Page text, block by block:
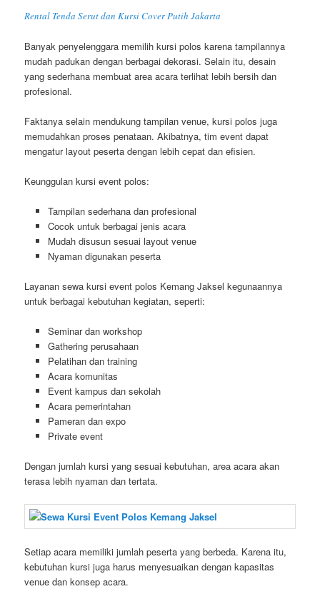
Rental Tenda Serut dan Kursi Cover Putih Jakarta
Banyak penyelenggara memilih kursi polos karena tampilannya
mudah padukan dengan berbagai dekorasi. Selain itu, desain
yang sederhana membuat area acara terlihat lebih bersih dan
profesional.
Faktanya selain mendukung tampilan venue, kursi polos juga
memudahkan proses penataan. Akibatnya, tim event dapat
mengatur layout peserta dengan lebih cepat dan efisien.
Keunggulan kursi event polos:
Tampilan sederhana dan profesional
Cocok untuk berbagai jenis acara
Mudah disusun sesuai layout venue
Nyaman digunakan peserta
Layanan sewa kursi event polos Kemang Jaksel kegunaannya
untuk berbagai kebutuhan kegiatan, seperti:
Seminar dan workshop
Gathering perusahaan
Pelatihan dan training
Acara komunitas
Event kampus dan sekolah
Acara pemerintahan
Pameran dan expo
Private event
Dengan jumlah kursi yang sesuai kebutuhan, area acara akan
terasa lebih nyaman dan tertata.
Setiap acara memiliki jumlah peserta yang berbeda. Karena itu,
kebutuhan kursi juga harus menyesuaikan dengan kapasitas
venue dan konsep acara.